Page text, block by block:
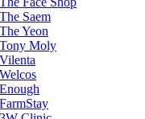
The Saem
The Yeon
Tony Moly
Vilenta
Welcos
Enough
FarmStay